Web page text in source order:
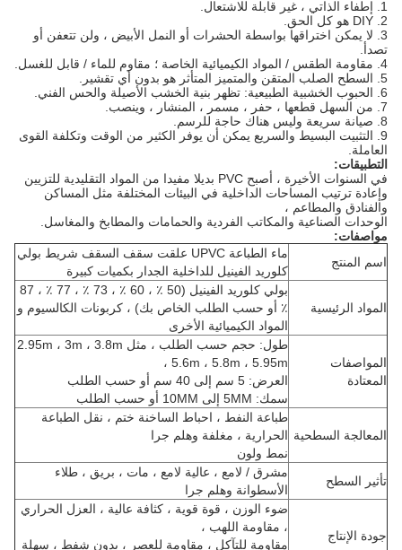
3. لا يمكن اختراقها بواسطة الحشرات أو النمل الأبيض ، ولن تتعفن أو
تصدأ.
4. مقاومة الطقس / المواد الكيميائية الخاصة ؛
مقاوم للماء / قابل للغسل.
5. السطح الصلب المتقن والمتميز المتأثر هو بدون أي تقشير.
9. التثبيت البسيط والسريع يمكن أن يوفر الكثير من الوقت وتكلفة القوى
العاملة.
التطبيقات:
في السنوات الأخيرة ، أصبح PVC بديلا مفيدا من المواد التقليدية للتزيين
وإعادة ترتيب المساحات الداخلية في البيئات المختلفة مثل المساكن
والفنادق والمطاعم ،
الوحدات الصناعية والمكاتب الفردية والحمامات والمطابخ والمغاسل.
مواصفات:
اسم المنتج
ماء الطباعة UPVC علقت سقف السقف شريط بولي
كلوريد الفينيل للداخلية الجدار بكميات كبيرة
المواد الرئيسية
بولي كلوريد الفينيل (50 ٪ ، 60 ٪ ، 73 ٪ ، 77 ٪ ، 87
٪ أو حسب الطلب الخاص بك) ، كربونات الكالسيوم و
المواد الكيميائية الأخرى
المواصفات
المعتادة
طول: حجم حسب الطلب ، مثل 2.95m ، 3m ، 3.8m
، 5.6m ، 5.8m ، 5.95m
العرض: 5 سم إلى 40 سم أو حسب الطلب
سمك: 5MM إلى 10MM أو حسب الطلب
المعالجة السطحية
طباعة النفط ، احباط الساخنة ختم ، نقل الطباعة
الحرارية ، مغلفة وهلم جرا
نمط ولون
تأثير السطح
مشرق / لامع ، عالية لامع ، مات ، بريق ، طلاء
الأسطوانة وهلم جرا
جودة الإنتاج
ضوء الوزن ، قوة قوية ، كثافة عالية ، العزل الحراري
، مقاومة اللهب ،
مقاومة للتآكل ، مقاومة للعصر ، بدون شفط ، سهلة